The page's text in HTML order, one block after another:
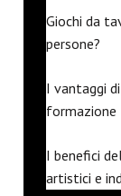
Giochi da
persone?
I vantaggi
formazione
I benefici
artistici e